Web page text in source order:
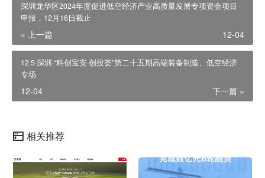
深圳龙华区2024年度促进低空经济产业高质量发展专项资金项目
申报，12月16日截止
« 上一篇 12-04
12.5·深圳·“科创宝安·创投荟”第二十五期高端装备制造、低空经济
专场
下一篇 »
12-04
相关推荐